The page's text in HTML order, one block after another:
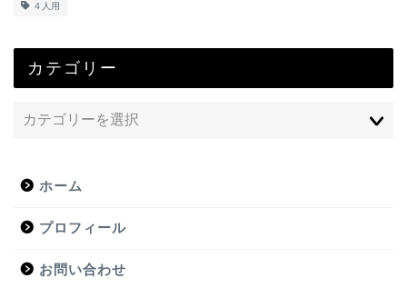
４人用
カテゴリー
ホーム
プロフィール
お問い合わせ